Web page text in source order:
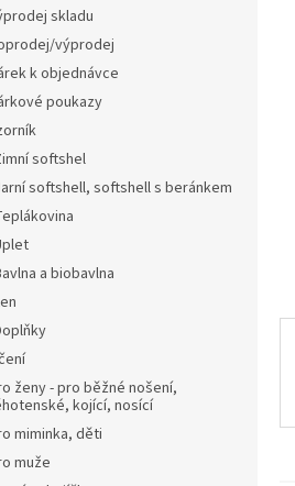
skladu
výprodej
k objednávce
poukazy
softshel
softshell, softshell s beránkem
a biobavlna
ženy - pro běžné nošení,
kojící, nosící
miminka, děti
muže